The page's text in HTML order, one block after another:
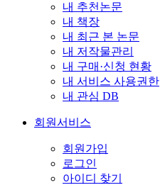
내 추천논문
내 책장
내 최근 본 논문
내 저작물관리
내 구매·신청 현황
내 서비스 사용권한
내 관심 DB
회원서비스
회원가입
로그인
아이디 찾기